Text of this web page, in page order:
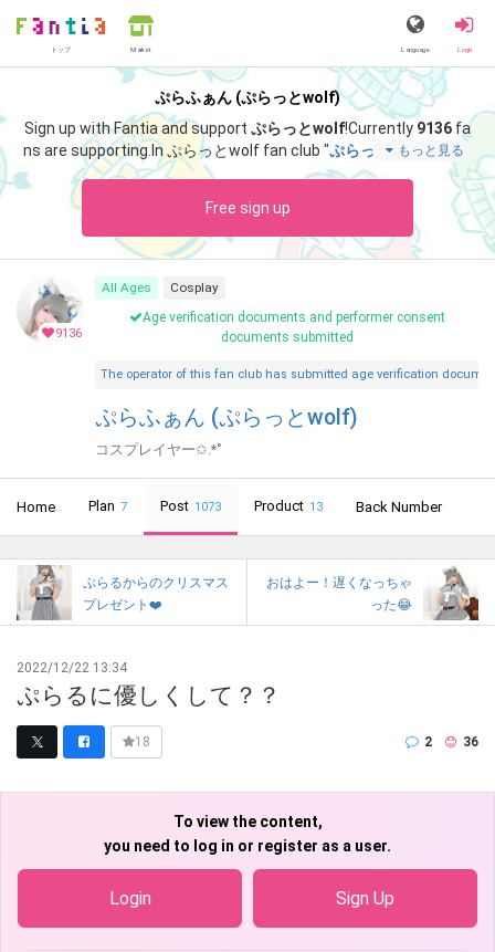
トップ Market Language Login
ぷらふぁん (ぷらっとwolf)
Sign up with Fantia and support ぷらっとwolf!Currently 9136 fa
ns are supporting. In ぷらっとwolf fan club "ぷらっとwolf", you c
an enjoy special content such as "
【写真 58枚 / 音声付き動画1
ぷん43秒】一緒に遊んでたらどんどんポージングが激しくなりま
た🫣💓".
もっと見る
Free sign up
9136
All Ages
Cosplay
Age verification documents and performer consent
documents submitted
The operator of this fan club has submitted age verification
ぷらふぁん (ぷらっとwolf)
コスプレイヤー✩.*˚
Home Plan 7 Post 1073 Product 13 Back Number
ぷらるからのクリスマス
プレゼント❤️
おはよー！遅くなっちゃ
った😂
2022/12/22 13:34
ぷらるに優しくして？？
18 2 36
To view the content,
you need to log in or register as a user.
Login Sign Up